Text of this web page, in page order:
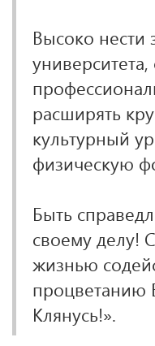
Высоко нести
расширять
культурный
физическую
Быть
своему делу!
жизнью
процветанию
Клянусь!».